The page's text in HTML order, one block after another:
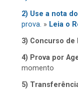
2) Use a nota do
prova. » Leia o
3) Concurso de
4) Prova por
momento
5)